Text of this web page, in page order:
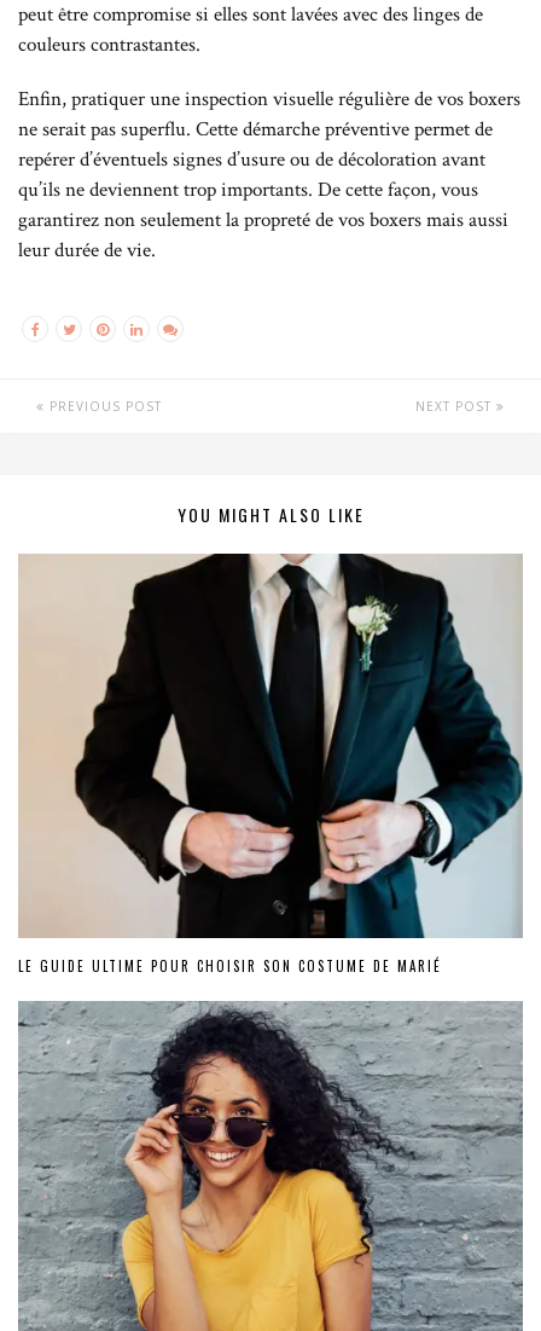
peut être compromise si elles sont lavées avec des linges de
couleurs contrastantes.
Enfin, pratiquer une inspection visuelle régulière de vos boxers
ne serait pas superflu. Cette démarche préventive permet de
repérer d’éventuels signes d’usure ou de décoloration avant
qu’ils ne deviennent trop importants. De cette façon, vous
garantirez non seulement la propreté de vos boxers mais aussi
leur durée de vie.
PREVIOUS POST NEXT POST
YOU MIGHT ALSO LIKE
LE GUIDE ULTIME POUR CHOISIR SON COSTUME DE MARIÉ